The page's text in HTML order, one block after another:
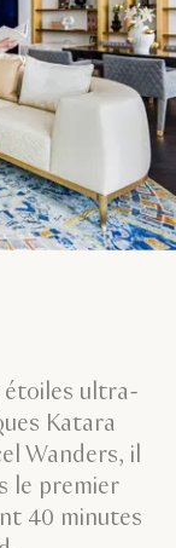
étoiles ultra-
Katara
Wanders, il
le premier
40 minutes